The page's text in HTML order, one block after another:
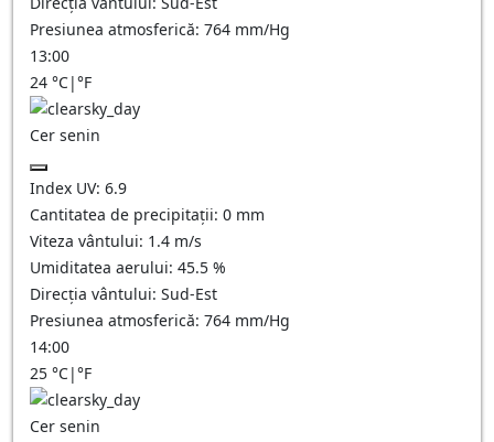
Presiunea atmosferică: 764 mm/Hg
13:00
24 °C|°F
Cer senin
Index UV: 6.9
Cantitatea de precipitații: 0 mm
Viteza vântului: 1.4 m/s
Umiditatea aerului: 45.5 %
Direcția vântului: Sud-Est
Presiunea atmosferică: 764 mm/Hg
14:00
25 °C|°F
Cer senin